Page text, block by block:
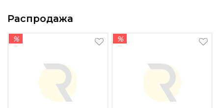
Распродажа
% %